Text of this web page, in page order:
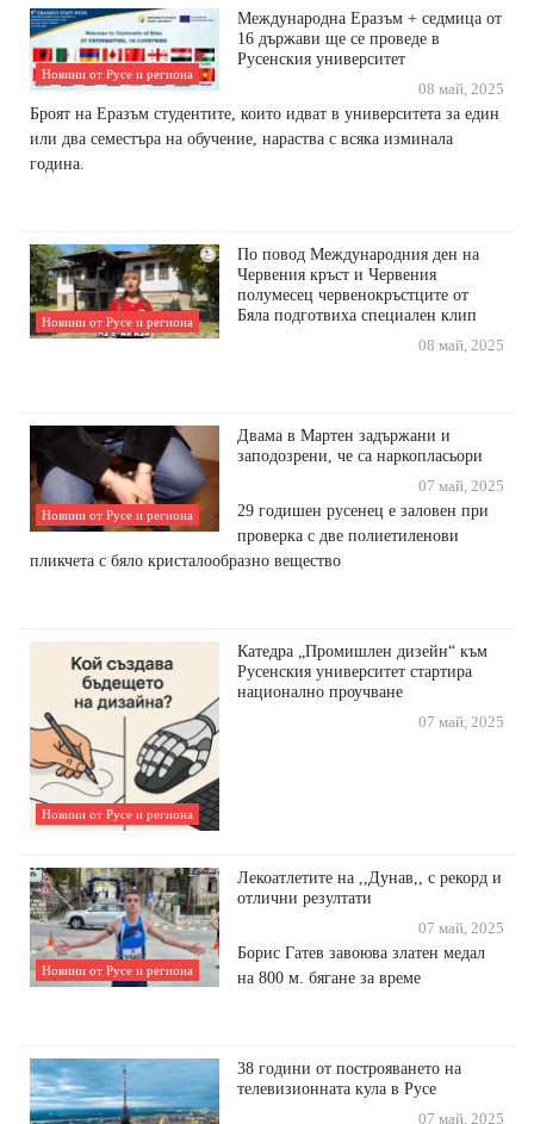
Новини от Русе и региона
Международна Еразъм + седмица от
16 държави ще се проведе в
Русенския университет
08 май, 2025
Броят на Еразъм студентите, които идват в университета за един
или два семестъра на обучение, нараства с всяка изминала
година.
Новини от Русе и региона
По повод Международния ден на
Червения кръст и Червения
полумесец червенокръстците от
Бяла подготвиха специален клип
08 май, 2025
Новини от Русе и региона
Двама в Мартен задържани и
заподозрени, че са наркопласьори
07 май, 2025
29 годишен русенец е заловен при
проверка с две полиетиленови
пликчета с бяло кристалообразно вещество
Новини от Русе и региона
Катедра „Промишлен дизейн“ към
Русенския университет стартира
национално проучване
07 май, 2025
Новини от Русе и региона
Лекоатлетите на ,,Дунав,, с рекорд и
отлични резултати
07 май, 2025
Борис Гатев завоюва златен медал
на 800 м. бягане за време
38 години от построяването на
телевизионната кула в Русе
07 май, 2025